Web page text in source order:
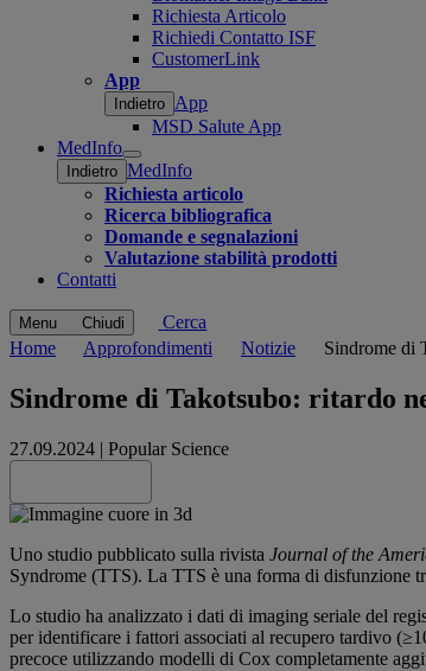
Richiesta Articolo
Richiedi Contatto ISF
CustomerLink
App
Indietro App
MSD Salute App
MedInfo
Open
submenu
Indietro MedInfo
Richiesta articolo
Ricerca bibliografica
Domande e segnalazioni
Valutazione stabilità prodotti
Contatti
Menu Chiudi
Cerca
Home
Approfondimenti Notizie Sindrome di
Sindrome di Takotsubo: ritardo
27.09.2024 | Popular Science
Uno studio pubblicato sulla rivista Journal of the
Syndrome (TTS). La TTS è una forma di disfunzione
Lo studio ha analizzato i dati di imaging seriale del
per identificare i fattori associati al recupero tardivo
precoce utilizzando modelli di Cox completamente